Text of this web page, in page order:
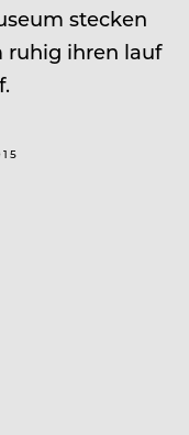
stecken
ruhig ihren lauf